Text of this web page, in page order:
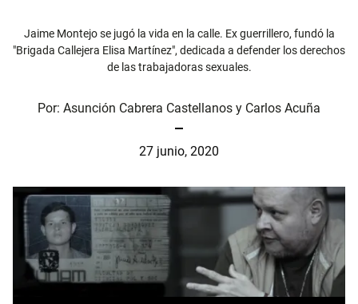
Jaime Montejo se jugó la vida en la calle. Ex guerrillero, fundó la
"Brigada Callejera Elisa Martínez", dedicada a defender los derechos
de las trabajadoras sexuales.
Por: Asunción Cabrera Castellanos y Carlos Acuña
27 junio, 2020